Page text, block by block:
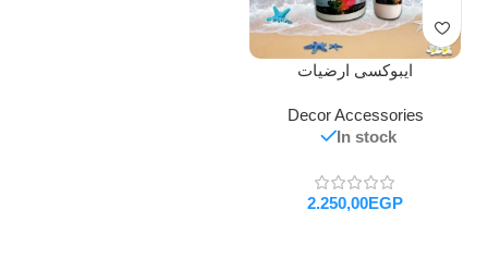
ايبوكسى ارضيات
Decor Accessories
In stock
EGP